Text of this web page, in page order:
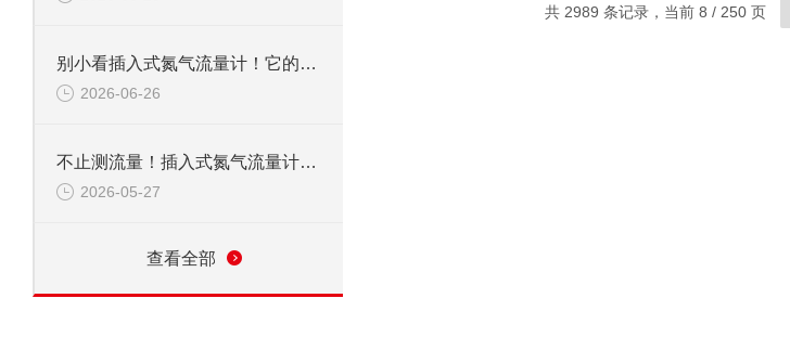
别小看插入式氮气流量计！它的应用范围，远超你想象
2026-06-26
不止测流量！插入式氮气流量计，到底能覆盖多少关键领域？
2026-05-27
查看全部
共 2989 条记录，当前 8 / 250 页